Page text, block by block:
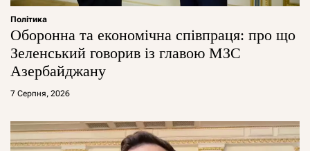
Політика
Оборонна та економічна співпраця: про що
Зеленський говорив із главою МЗС
Азербайджану
7 Серпня, 2026